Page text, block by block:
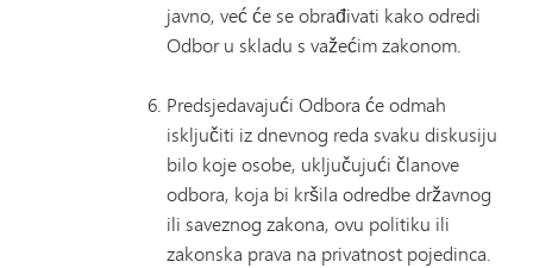
javno, već će se obrađivati ​​kako odredi
Odbor u skladu s važećim zakonom.
Predsjedavajući Odbora će odmah
isključiti iz dnevnog reda svaku diskusiju
bilo koje osobe, uključujući članove
odbora, koja bi kršila odredbe državnog
ili saveznog zakona, ovu politiku ili
zakonska prava na privatnost pojedinca.